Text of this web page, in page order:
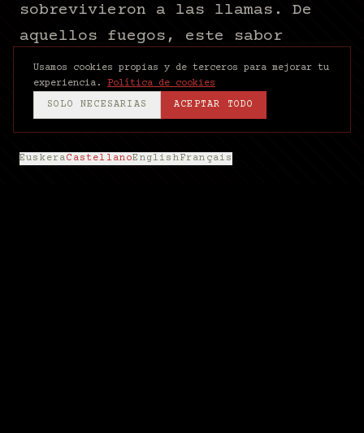
EuskeraCastellanoEnglishFrançais
sobrevivieron a las llamas. De
aquellos fuegos, este sabor
único.
Usamos cookies propias y de terceros para mejorar tu
experiencia.
Política de cookies
SOLO NECESARIAS
ACEPTAR TODO